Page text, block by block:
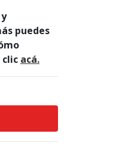
puedes
clic acá.